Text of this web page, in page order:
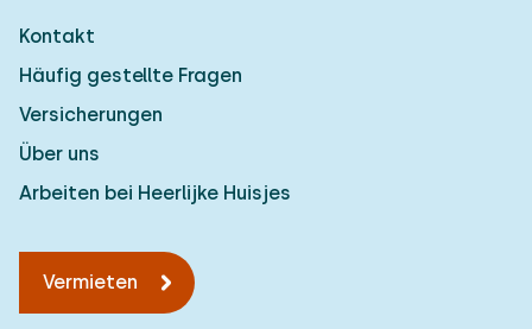
Kontakt
Häufig gestellte Fragen
Versicherungen
Über uns
Arbeiten bei Heerlijke Huisjes
Vermieten